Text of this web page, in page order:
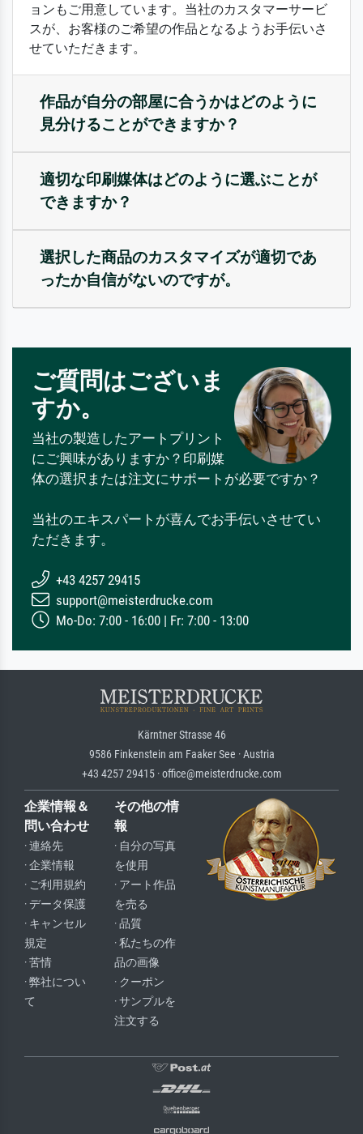
ョンもご用意しています。当社のカスタマーサービ
スが、お客様のご希望の作品となるようお手伝いさ
せていただきます。
作品が自分の部屋に合うかはどのように
見分けることができますか？
適切な印刷媒体はどのように選ぶことが
できますか？
選択した商品のカスタマイズが適切であ
ったか自信がないのですが。
ご質問はございま
すか。
当社の製造したアートプリント
にご興味がありますか？印刷媒
体の選択または注文にサポートが必要ですか？
当社のエキスパートが喜んでお手伝いさせてい
ただきます。
+43 4257 29415
support@meisterdrucke.com
Mo-Do: 7:00 - 16:00 | Fr: 7:00 - 13:00
Kärntner Strasse 46
9586 Finkenstein am Faaker See · Austria
+43 4257 29415 · office@meisterdrucke.com
企業情報＆
問い合わせ
· 連絡先
· 企業情報
· ご利用規約
· データ保護
· キャンセル
規定
· 苦情
· 弊社につい
て
その他の情
報
· 自分の写真
を使用
· アート作品
を売る
· 品質
· 私たちの作
品の画像
· クーポン
· サンプルを
注文する